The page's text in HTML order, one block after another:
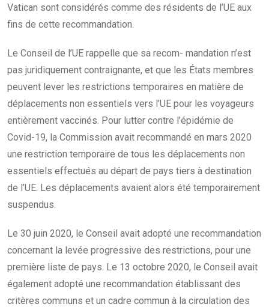
Vatican sont considérés comme des résidents de l’UE aux
fins de cette recommandation.
Le Conseil de l’UE rappelle que sa recom- mandation n’est
pas juridiquement contraignante, et que les États membres
peuvent lever les restrictions temporaires en matière de
déplacements non essentiels vers l’UE pour les voyageurs
entièrement vaccinés. Pour lutter contre l’épidémie de
Covid-19, la Commission avait recommandé en mars 2020
une restriction temporaire de tous les déplacements non
essentiels effectués au départ de pays tiers à destination
de l’UE. Les déplacements avaient alors été temporairement
suspendus.
Le 30 juin 2020, le Conseil avait adopté une recommandation
concernant la levée progressive des restrictions, pour une
première liste de pays. Le 13 octobre 2020, le Conseil avait
également adopté une recommandation établissant des
critères communs et un cadre commun à la circulation des